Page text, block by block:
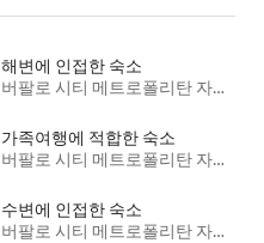
해변에 인접한 숙소
버팔로 시티 메트로폴리탄 자치구
가족여행에 적합한 숙소
버팔로 시티 메트로폴리탄 자치구
수변에 인접한 숙소
버팔로 시티 메트로폴리탄 자치구